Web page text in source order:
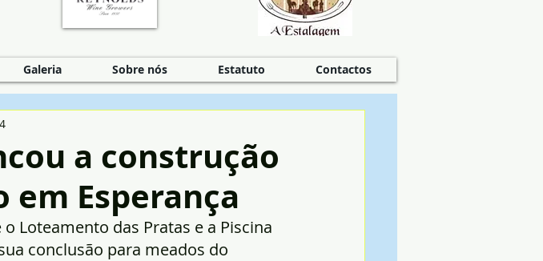
Galeria Sobre nós Estatuto Contactos
a construção
em Esperança
Loteamento das Pratas e a Piscina
conclusão para meados do